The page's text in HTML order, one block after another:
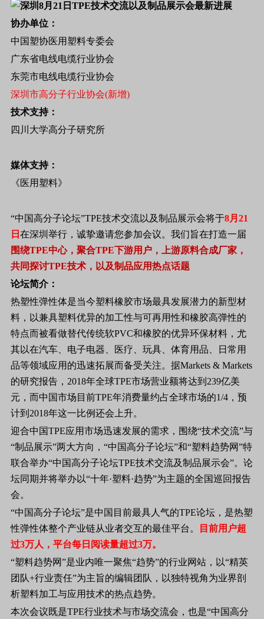
协办单位：
中国塑协医用塑料专委会
广东省电线电缆行业协会
东莞市电线电缆行业协会
深圳市高分子行业协会(新增)
技术支持：
四川大学高分子研究所
媒体支持：
《医用塑料》
“中国高分子论坛”TPE技术交流以及制品展示会将于8月21
日 在深圳举行，诚挚邀请您参加会议。我们旨在打造一届
围绕TPE中心，聚合TPE下游用户，上游原料合成厂家，
共同探讨TPE技术，以及制品应用热点话题
论坛简介：
热塑性弹性体是当今塑料橡胶市场最具发展潜力的新型材
料，以兼具塑料优异的加工性与可再用性和橡胶高弹性的
特点而被看做替代传统软PVC和橡胶的优异环保材料，尤
其以在汽车、电子电器、医疗、玩具、体育用品、日常用
品等领域应用的迅速拓展而备受关注。据Markets & Markets
的研究报告，2018年全球TPE市场营业额将达到239亿美
元，而中国市场目前TPE年消费量约占全球市场的1/4，预
计到2018年这一比例还会上升。
迎合中国TPE应用市场迅速发展的需求，围绕“技术交流”与
“制品展示”两大方向，“中国高分子论坛”和“塑料趋势网”特
联合举办“中国高分子论坛TPE技术交流及制品展示会”。论
坛同期并将举办以“十年·塑料·趋势”为主题的全国巡回报告
会。
“中国高分子论坛”是中国目前最具人气的TPE论坛，是热塑
性弹性体整个产业链从业者交互的最佳平台。
目前用户超
过3万人，平台每日阅读量超过3万。
“塑料趋势网”是业内唯一聚焦“趋势”的行业网站，以“精英
团队+行业责任”为主旨的编辑团队，以独特视角为业界剖
析塑料加工与应用技术的热点趋势。
本次会议既是TPE行业技术与市场交流会，也是“中国高分